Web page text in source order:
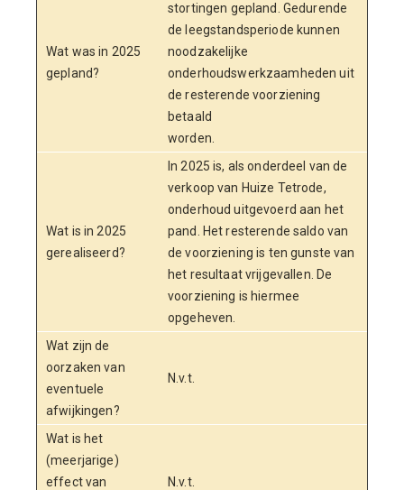
Wat was in 2025
gepland?
stortingen gepland. Gedurende
de leegstandsperiode kunnen
noodzakelijke
onderhoudswerkzaamheden uit
de resterende voorziening
betaald
worden.
Wat is in 2025
gerealiseerd?
In 2025 is, als onderdeel van de
verkoop van Huize Tetrode,
onderhoud uitgevoerd aan het
pand. Het resterende saldo van
de voorziening is ten gunste van
het resultaat vrijgevallen. De
voorziening is hiermee
opgeheven.
Wat zijn de
oorzaken van
eventuele
afwijkingen?
N.v.t.
Wat is het
(meerjarige)
effect van
N.v.t.